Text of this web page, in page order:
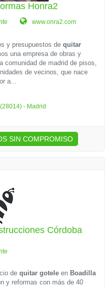
Honra2
www.onra2.com
y presupuestos de quitar
una empresa de obras y
comunidad de madrid de pisos,
de vecinos, que nace
a...
- Madrid
SIN COMPROMISO
Córdoba
de quitar gotele en Boadilla
y reformas con más de 40